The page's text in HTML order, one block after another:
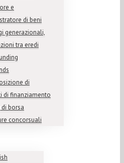
e
di beni
generazionali,
tra eredi
di
di finanziamento
borsa
concorsuali